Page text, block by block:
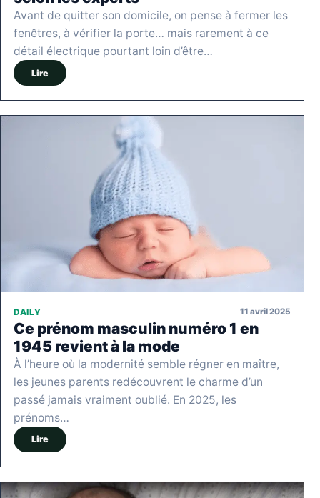
Avant de quitter son domicile, on pense à fermer les
fenêtres, à vérifier la porte… mais rarement à ce
détail électrique pourtant loin d’être…
Lire
DAILY 11 avril 2025
Ce prénom masculin numéro 1 en
1945 revient à la mode
À l’heure où la modernité semble régner en maître,
les jeunes parents redécouvrent le charme d’un
passé jamais vraiment oublié. En 2025, les
prénoms…
Lire